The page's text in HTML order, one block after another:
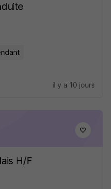
il y a 10 jours
H/F